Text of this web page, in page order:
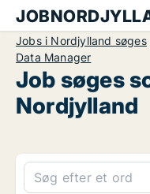
Jobs i Nordjylland søges
Data Manager
Job søges
Nordjylland